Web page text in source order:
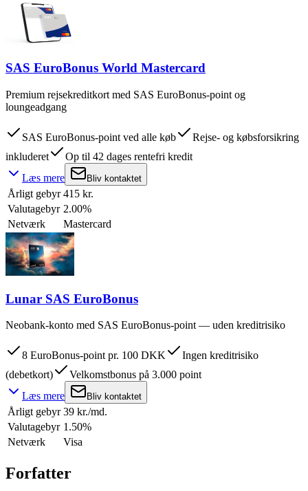
SAS EuroBonus World Mastercard
Premium rejsekreditkort med SAS EuroBonus-point og
loungeadgang
SAS EuroBonus-point ved alle køb
Rejse- og købsforsikring
inkluderet
Op til 42 dages rentefri kredit
Læs mere
Bliv kontaktet
Årligt gebyr 415 kr.
Valutagebyr 2.00%
Netværk
Mastercard
Lunar SAS EuroBonus
Neobank-konto med SAS EuroBonus-point — uden kreditrisiko
8 EuroBonus-point pr. 100 DKK
Ingen kreditrisiko
(debetkort)
Velkomstbonus på 3.000 point
Læs mere
Bliv kontaktet
Årligt gebyr 39 kr./md.
Valutagebyr 1.50%
Netværk
Visa
Forfatter